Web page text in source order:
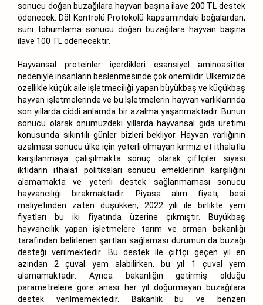
sonucu doğan buzağılara hayvan başına ilave 200 TL destek
ödenecek. Döl Kontrolü Protokolü kapsamındaki boğalardan,
suni tohumlama sonucu doğan buzağılara hayvan başına
ilave 100 TL ödenecektir.
Hayvansal proteinler içerdikleri esansiyel aminoasitler
nedeniyle insanların beslenmesinde çok önemlidir. Ülkemizde
özellikle küçük aile işletmeciliği yapan büyükbaş ve küçükbaş
hayvan işletmelerinde ve bu İşletmelerin hayvan varlıklarında
son yıllarda ciddi anlamda bir azalma yaşanmaktadır. Bunun
sonucu olarak önümüzdeki yıllarda hayvansal gıda üretimi
konusunda sıkıntılı günler bizleri bekliyor. Hayvan varlığının
azalması sonucu ülke için yeterli olmayan kırmızı et ithalatla
karşılanmaya çalışılmakta sonuç olarak çiftçiler siyasi
iktidarın ithalat politikaları sonucu emeklerinin karşılığını
alamamakta ve yeterli destek sağlanmaması sonucu
hayvancılığı bırakmaktadır. Piyasa alım fiyatı, besi
maliyetinden zaten düşükken, 2022 yılı ile birlikte yem
fiyatları bu iki fiyatında üzerine çıkmıştır. Büyükbaş
hayvancılık yapan işletmelere tarım ve orman bakanlığı
tarafından belirlenen şartları sağlaması durumun da buzağı
desteği verilmektedir. Bu destek ile çiftçi geçen yıl en
azından 2 çuval yem alabilirken, bu yıl 1 çuval yem
alamamaktadır. Ayrıca bakanlığın getirmiş olduğu
parametrelere göre anası her yıl doğurmayan buzağılara
destek verilmemektedir. Bakanlık bu ve benzeri